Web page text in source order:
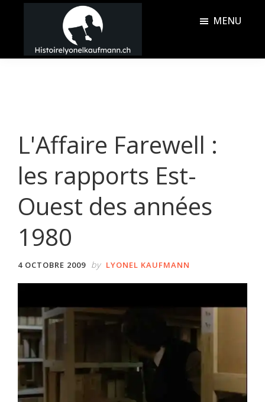
principal
barreHistoire
MENU
L'Affaire Farewell :
les rapports Est-
Ouest des années
1980
4 OCTOBRE 2009 by LYONEL KAUFMANN